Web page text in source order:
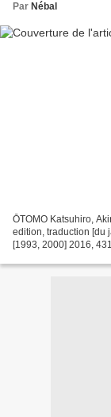
Par Nébal
ŌTOMO Katsuhiro,
edition, traduction [du
[1993, 2000] 2016,